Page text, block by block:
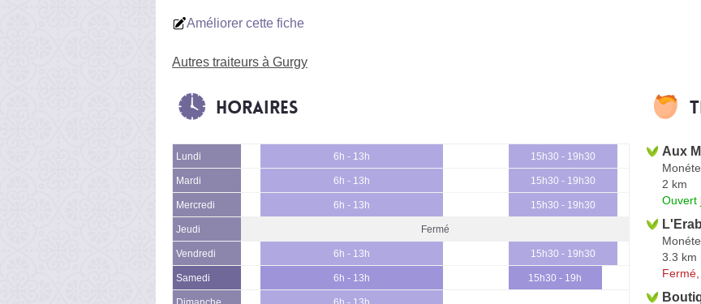
Améliorer cette fiche
Autres traiteurs à Gurgy
Horaires
Lundi 6h - 13h 15h30 - 19h30
Mardi 6h - 13h 15h30 - 19h30
Mercredi 6h - 13h 15h30 - 19h30
Jeudi Fermé
Vendredi 6h - 13h 15h30 - 19h30
Samedi 6h - 13h 15h30 - 19h
Aux
2 km
Ouvert
3.3 km